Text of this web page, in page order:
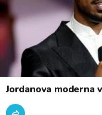
Jordanova moderna